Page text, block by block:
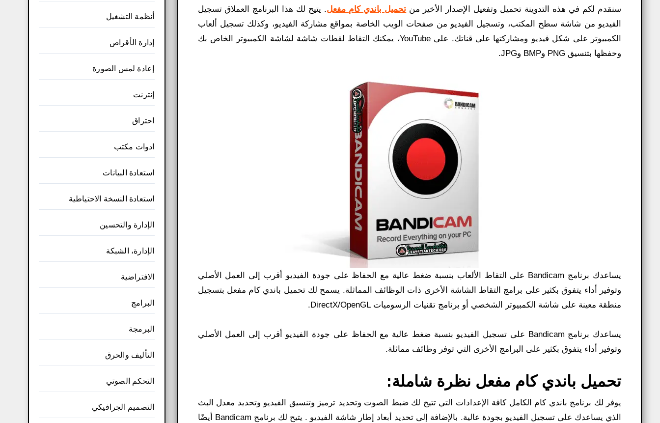
سنقدم لكم في هذه التدوينة تحميل وتفعيل الإصدار الأخير من تحميل باندي كام مفعل. يتيح لك هذا البرنامج العملاق تسجيل
الفيديو من شاشة سطح المكتب، وتسجيل الفيديو من صفحات الويب الخاصة بمواقع مشاركة الفيديو، وكذلك تسجيل ألعاب
الكمبيوتر على شكل فيديو ومشاركتها على قناتك. على YouTube، يمكنك التقاط لقطات شاشة لشاشة الكمبيوتر الخاص بك
وحفظها بتنسيق PNG وBMP وJPG.
يساعدك برنامج Bandicam على التقاط الألعاب بنسبة ضغط عالية مع الحفاظ على جودة الفيديو أقرب إلى العمل الأصلي
وتوفير أداء يتفوق بكثير على برامج التقاط الشاشة الأخرى ذات الوظائف المماثلة. يسمح لك تحميل باندي كام مفعل بتسجيل
منطقة معينة على شاشة الكمبيوتر الشخصي أو برنامج تقنيات الرسوميات DirectX/OpenGL.
يساعدك برنامج Bandicam على تسجيل الفيديو بنسبة ضغط عالية مع الحفاظ على جودة الفيديو أقرب إلى العمل الأصلي
وتوفير أداء يتفوق بكثير على البرامج الأخرى التي توفر وظائف مماثلة.
تحميل باندي كام مفعل نظرة شاملة:
يوفر لك برنامج باندي كام الكامل كافة الإعدادات التي تتيح لك ضبط الصوت وتحديد ترميز وتنسيق الفيديو وتحديد معدل البث
الذي يساعدك على تسجيل الفيديو بجودة عالية. بالإضافة إلى تحديد أبعاد إطار شاشة الفيديو . يتيح لك برنامج Bandicam أيضًا
أنظمة التشغيل
إدارة الأقراص
إعادة لمس الصورة
إنترنت
احتراق
ادوات مكتب
استعادة البيانات
استعادة النسخة الاحتياطية
الإدارة والتحسين
الإدارة، الشبكة
الافتراضية
البرامج
البرمجة
التأليف والحرق
التحكم الصوتي
التصميم الجرافيكي